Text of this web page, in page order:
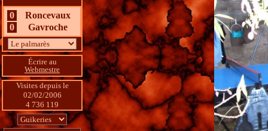
0
Roncevaux
0
Gavroche
Écrire au
Webmestre
Visites depuis le
02/02/2006
4 736 119